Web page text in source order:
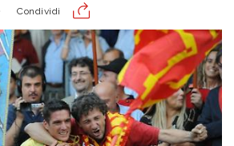
Condividi